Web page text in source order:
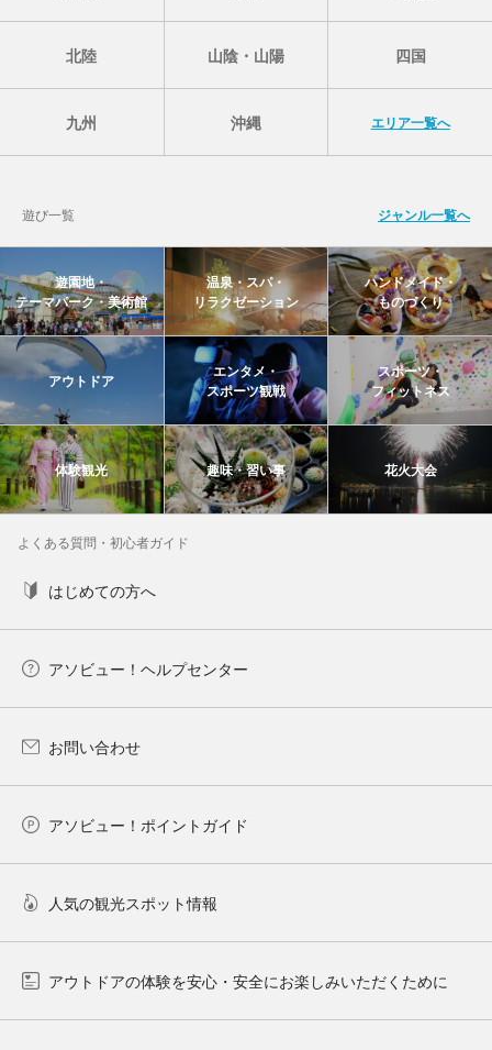
北陸 山陰・山陽 四国
九州 沖縄 エリア一覧へ
遊び一覧 ジャンル一覧へ
遊園地・
テーマパーク・美術館
温泉・スパ・
リラクゼーション
ハンドメイド・
ものづくり
アウトドア
エンタメ・
スポーツ観戦
スポーツ・
フィットネス
体験観光 趣味・習い事 花火大会
よくある質問・初心者ガイド
はじめての方へ
アソビュー！ヘルプセンター
お問い合わせ
アソビュー！ポイントガイド
人気の観光スポット情報
アウトドアの体験を安心・安全にお楽しみいただくために